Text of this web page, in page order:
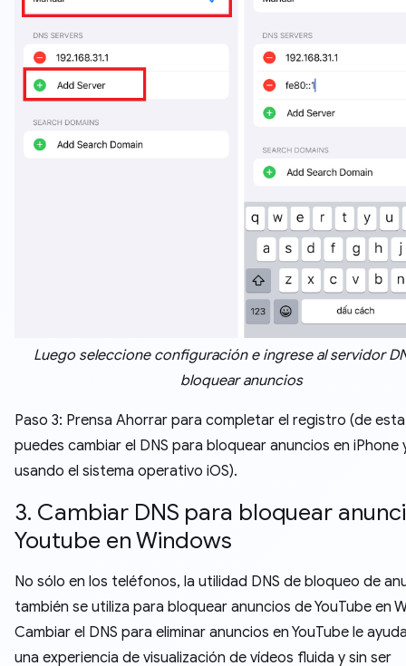
Luego seleccione configuración e ingrese al servidor
bloquear anuncios
Paso 3: Prensa Ahorrar para completar el registro (de
puedes cambiar el DNS para bloquear anuncios en iPhone
usando el sistema operativo iOS).
3. Cambiar DNS para bloquear
Youtube en Windows
No sólo en los teléfonos, la utilidad DNS de bloqueo de
también se utiliza para bloquear anuncios de YouTube en
Cambiar el DNS para eliminar anuncios en YouTube le
una experiencia de visualización de vídeos fluida y sin ser